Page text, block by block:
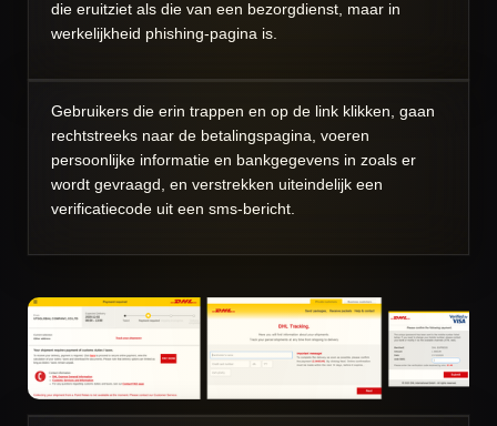
die eruitziet als die van een bezorgdienst, maar in
werkelijkheid phishing-pagina is.
Gebruikers die erin trappen en op de link klikken, gaan
rechtstreeks naar de betalingspagina, voeren
persoonlijke informatie en bankgegevens in zoals er
wordt gevraagd, en verstrekken uiteindelijk een
verificatiecode uit een sms-bericht.